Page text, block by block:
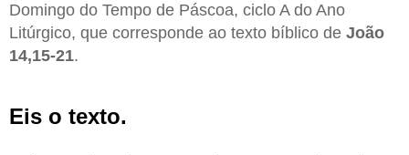
Domingo do Tempo de Páscoa, ciclo A do Ano
Litúrgico, que corresponde ao texto bíblico de João
14,15-21.
Eis o texto.